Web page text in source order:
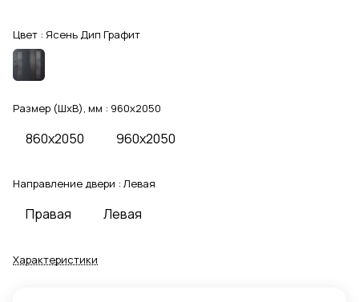
Цвет : Ясень Дип Графит
Размер (ШхВ), мм : 960x2050
860x2050 960x2050
Направление двери : Левая
Правая Левая
Характеристики